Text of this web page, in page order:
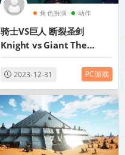
角色扮演 动作
冒险
骑士VS巨人 断裂圣剑
Knight vs Giant The
Broken Excalibur v1.0.4
中文网盘下载
2023-12-31 PC游戏